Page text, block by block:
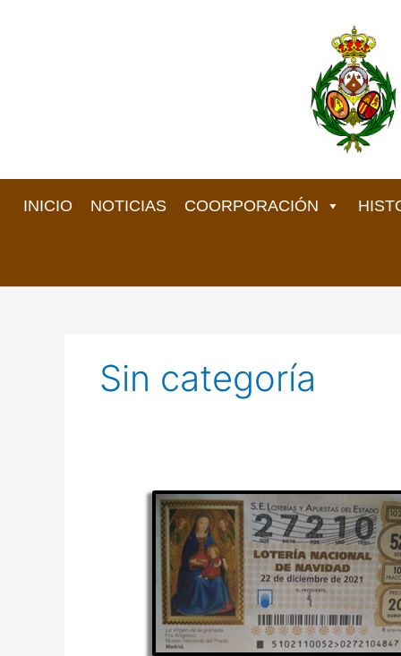
INICIO NOTICIAS COORPORACIÓN
Sin categoría
Lotería
Navidad
2021